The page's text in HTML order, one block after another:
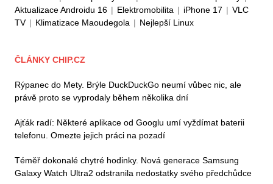
Aktualizace Androidu 16 | Elektromobilita | iPhone 17 | VLC
TV | Klimatizace Maoudegola | Nejlepší Linux
ČLÁNKY CHIP.CZ
Rýpanec do Mety. Brýle DuckDuckGo neumí vůbec nic, ale
právě proto se vyprodaly během několika dní
Ajťák radí: Některé aplikace od Googlu umí vyždímat baterii
telefonu. Omezte jejich práci na pozadí
Téměř dokonalé chytré hodinky. Nová generace Samsung
Galaxy Watch Ultra2 odstranila nedostatky svého předchůdce